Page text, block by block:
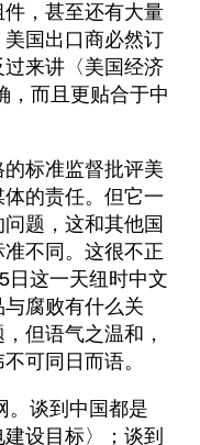
，甚至还有大量
国出口商必然订
来讲〈美国经济
，而且更贴合于中
标准监督批评美
的责任。但它一
题，这和其他国
不同。这很不正
日这一天纽时中文
腐败有什么关
但语气之温和，
可同日而语。
。谈到中国都是
设目标〉；谈到